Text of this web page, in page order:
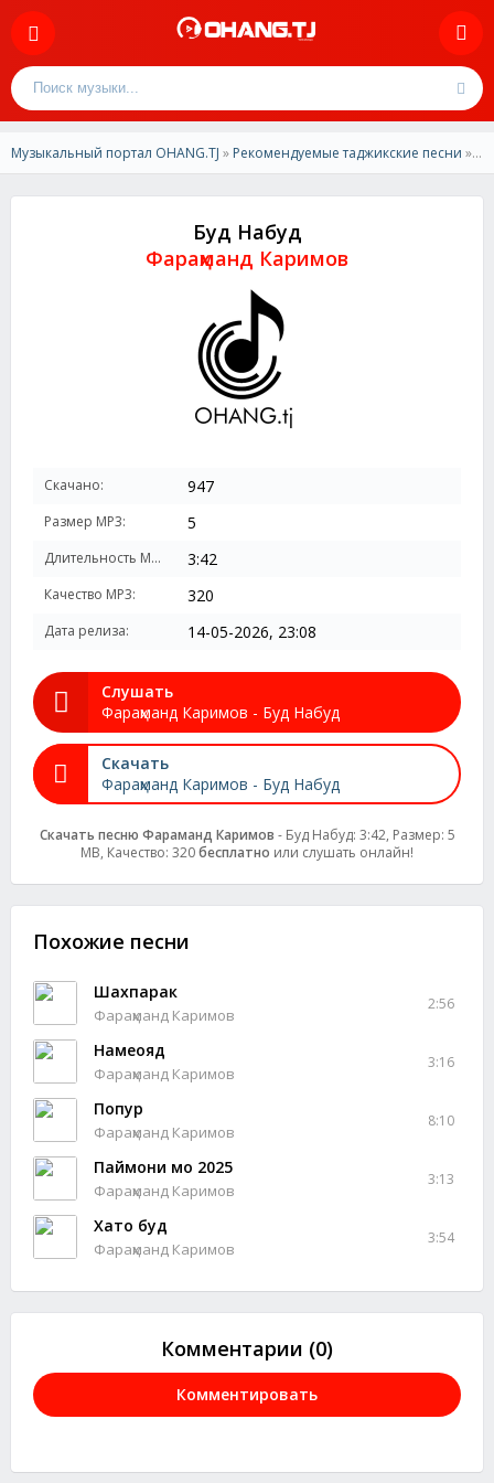
Музыкальный портал OHANG.TJ » Рекомендуемые таджикские песни » Фараҳманд Каримов - Буд Набуд
Буд Набуд
Фараҳманд Каримов
Скачано: 947
Размер MP3: 5
Длительность MP3: 3:42
Качество MP3: 320
Дата релиза: 14-05-2026, 23:08
Слушать
Фараҳманд Каримов - Буд Набуд
Скачать
Фараҳманд Каримов - Буд Набуд
Скачать песню Фараҳманд Каримов - Буд Набуд: 3:42, Размер: 5
MB, Качество: 320бесплатно или слушать онлайн!
Похожие песни
Шахпарак
Фараҳманд Каримов
2:56
Намеояд
Фараҳманд Каримов
3:16
Попурӣ
Фараҳманд Каримов
8:10
Паймони мо 2025
Фараҳманд Каримов
3:13
Хато буд
Фараҳманд Каримов
3:54
Комментарии (0)
Комментировать